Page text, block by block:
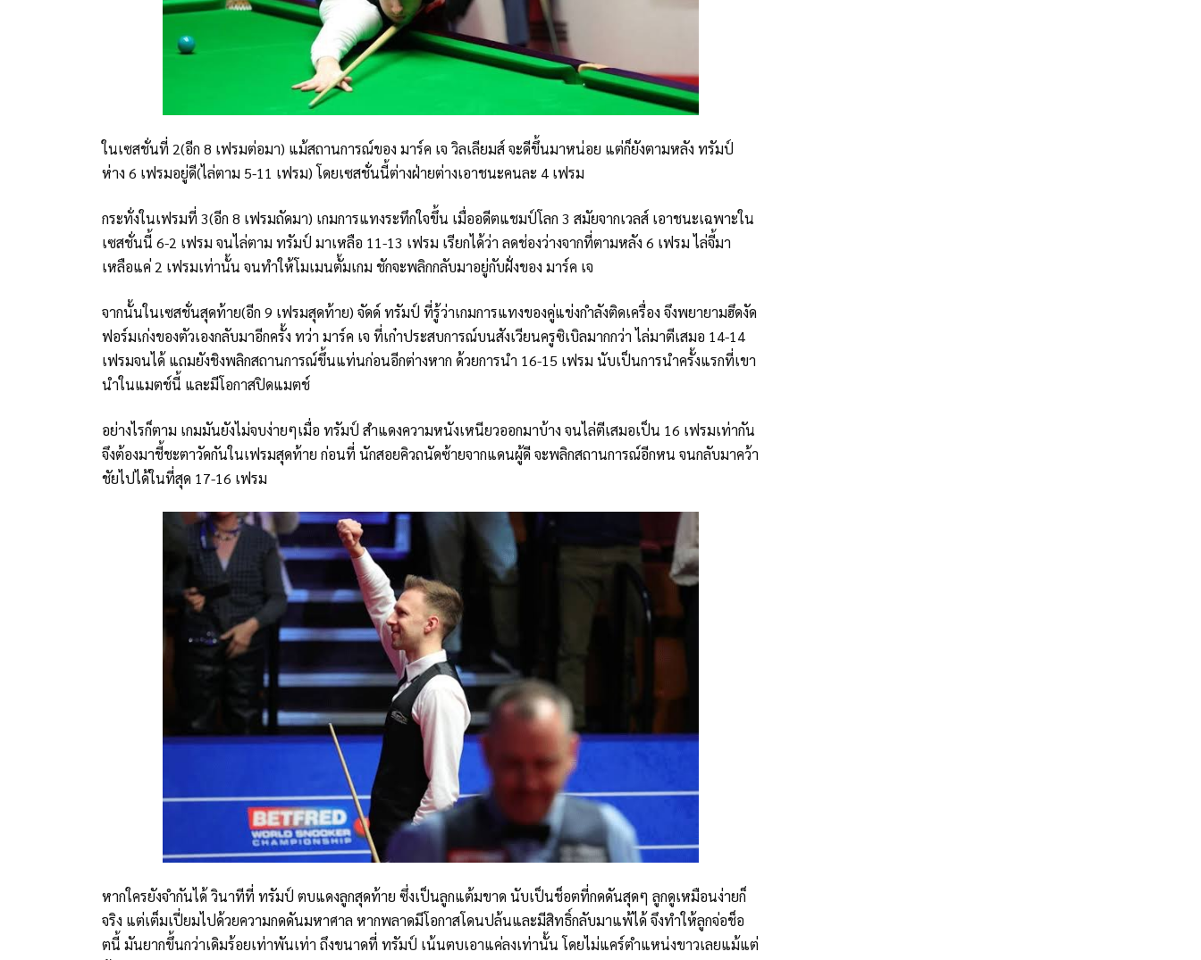
ในเซสชั่นที่ 2(อีก 8 เฟรมต่อมา) แม้สถานการณ์ของ มาร์ค เจ วิลเลียมส์ จะดีขึ้นมาหน่อย แต่ก็ยังตามหลัง ทรัมป์
ห่าง 6 เฟรมอยู่ดี(ไล่ตาม 5-11 เฟรม) โดยเซสชั่นนี้ต่างฝ่ายต่างเอาชนะคนละ 4 เฟรม
กระทั่งในเฟรมที่ 3(อีก 8 เฟรมถัดมา) เกมการแทงระทึกใจขึ้น เมื่ออดีตแชมป์โลก 3 สมัยจากเวลส์ เอาชนะเฉพาะใน
เซสชั่นนี้ 6-2 เฟรม จนไล่ตาม ทรัมป์ มาเหลือ 11-13 เฟรม เรียกได้ว่า ลดช่องว่างจากที่ตามหลัง 6 เฟรม ไล่จี้มา
เหลือแค่ 2 เฟรมเท่านั้น จนทำให้โมเมนตั้มเกม ชักจะพลิกกลับมาอยู่กับฝั่งของ มาร์ค เจ
จากนั้นในเซสชั่นสุดท้าย(อีก 9 เฟรมสุดท้าย) จัดด์ ทรัมป์ ที่รู้ว่าเกมการแทงของคู่แข่งกำลังติดเครื่อง จึงพยายามฮึดงัด
ฟอร์มเก่งของตัวเองกลับมาอีกครั้ง ทว่า มาร์ค เจ ที่เก๋าประสบการณ์บนสังเวียนครูซิเบิลมากกว่า ไล่มาตีเสมอ 14-14
เฟรมจนได้ แถมยังชิงพลิกสถานการณ์ขึ้นแท่นก่อนอีกต่างหาก ด้วยการนำ 16-15 เฟรม นับเป็นการนำครั้งแรกที่เขา
นำในแมตช์นี้ และมีโอกาสปิดแมตช์
อย่างไรก็ตาม เกมมันยังไม่จบง่ายๆเมื่อ ทรัมป์ สำแดงความหนังเหนียวออกมาบ้าง จนไล่ตีเสมอเป็น 16 เฟรมเท่ากัน
จึงต้องมาชี้ชะตาวัดกันในเฟรมสุดท้าย ก่อนที่ นักสอยคิวถนัดซ้ายจากแดนผู้ดี จะพลิกสถานการณ์อีกหน จนกลับมาคว้า
ชัยไปได้ในที่สุด 17-16 เฟรม
หากใครยังจำกันได้ วินาทีที่ ทรัมป์ ตบแดงลูกสุดท้าย ซึ่งเป็นลูกแต้มขาด นับเป็นช็อตที่กดดันสุดๆ ลูกดูเหมือนง่ายก็
จริง แต่เต็มเปี่ยมไปด้วยความกดดันมหาศาล หากพลาดมีโอกาสโดนปล้นและมีสิทธิ์กลับมาแพ้ได้ จึงทำให้ลูกจ่อช็อ
ตนี้ มันยากขึ้นกว่าเดิมร้อยเท่าพันเท่า ถึงขนาดที่ ทรัมป์ เน้นตบเอาแค่ลงเท่านั้น โดยไม่แคร์ตำแหน่งขาวเลยแม้แต่